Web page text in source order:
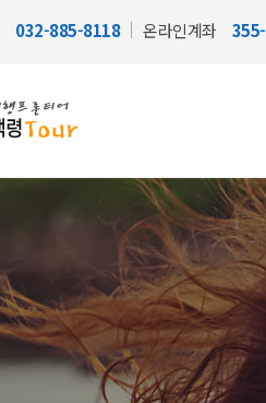
032-885-8118 온라인계좌